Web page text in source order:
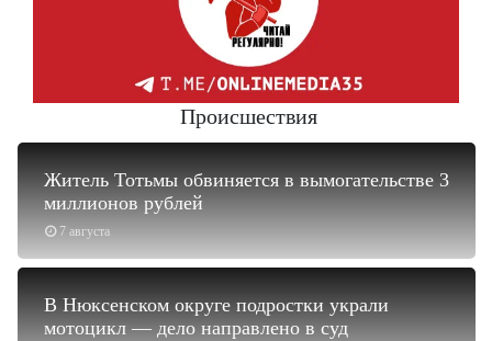
Происшествия
7 августа
Житель Тотьмы обвиняется в вымогательстве 3
миллионов рублей
В Нюксенском округе подростки украли
мотоцикл — дело направлено в суд